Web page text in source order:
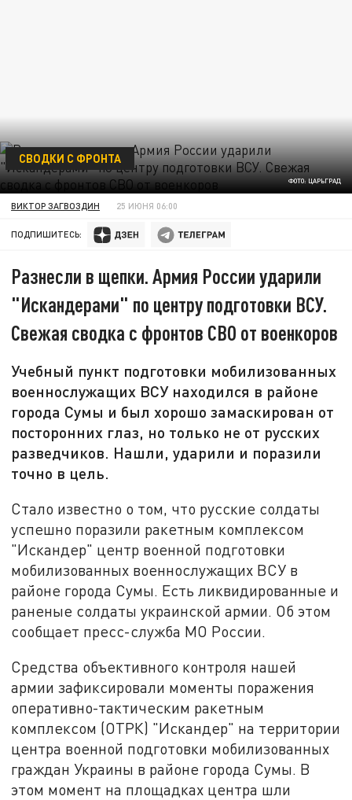
ФОТО: ЦАРЬГРАД
СВОДКИ С ФРОНТА
ВИКТОР ЗАГВОЗДИН 25 ИЮНЯ 06:00
ПОДПИШИТЕСЬ:
Разнесли в щепки. Армия России ударили
"Искандерами" по центру подготовки ВСУ.
Свежая сводка с фронтов СВО от военкоров
Учебный пункт подготовки мобилизованных
военнослужащих ВСУ находился в районе
города Сумы и был хорошо замаскирован от
посторонних глаз, но только не от русских
разведчиков. Нашли, ударили и поразили
точно в цель.
Стало известно о том, что русские солдаты
успешно поразили ракетным комплексом
"Искандер" центр военной подготовки
мобилизованных военнослужащих ВСУ в
районе города Сумы. Есть ликвидированные и
раненые солдаты украинской армии. Об этом
сообщает пресс-служба МО России.
Средства объективного контроля нашей
армии зафиксировали моменты поражения
оперативно-тактическим ракетным
комплексом (ОТРК) "Искандер" на территории
центра военной подготовки мобилизованных
граждан Украины в районе города Сумы. В
этом момент на площадках центра шли